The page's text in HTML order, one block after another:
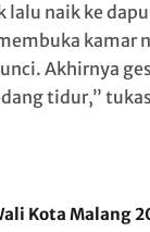
lalu naik ke
Akhirnya
tidur,”
Kota Malang